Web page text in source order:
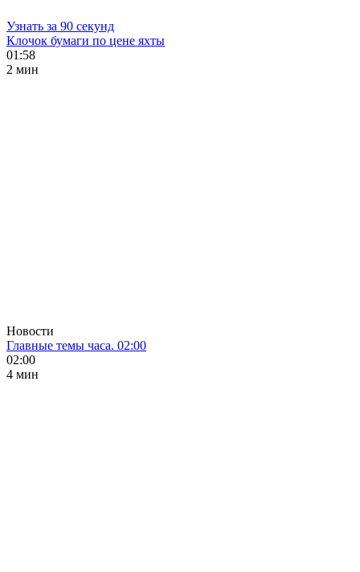
Узнать за 90 секунд
Клочок бумаги по цене яхты
01:58
2 мин
Новости
Главные темы часа. 02:00
02:00
4 мин